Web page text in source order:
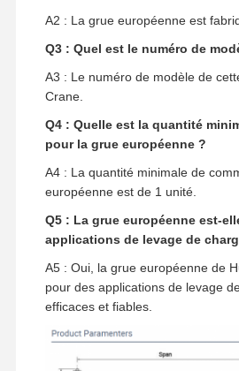
A2 : La grue européenne est
Q3 : Quel est le numéro de
A3 : Le numéro de modèle de
Crane.
Q4 : Quelle est la quantité
pour la grue européenne ?
A4 : La quantité minimale de
européenne est de 1 unité.
Q5 : La grue européenne est-
applications de levage de
A5 : Oui, la grue européenne de
pour des applications de levage
efficaces et fiables.